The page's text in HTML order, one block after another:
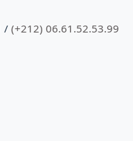
/ (+212) 06.61.52.53.99